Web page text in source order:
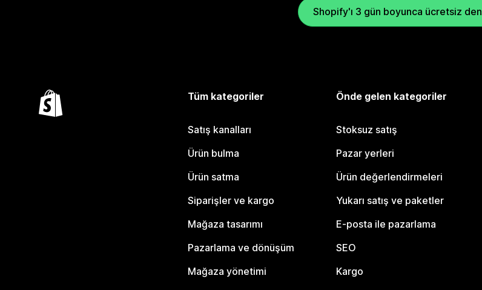
Shopify'ı 3 gün boyunca ücretsiz
Tüm kategoriler
Satış kanalları
Ürün bulma
Ürün satma
Siparişler ve kargo
Mağaza tasarımı
Pazarlama ve dönüşüm
Mağaza yönetimi
Önde gelen kategoriler
Stoksuz satış
Pazar yerleri
Ürün değerlendirmeleri
Yukarı satış ve paketler
E-posta ile pazarlama
SEO
Kargo